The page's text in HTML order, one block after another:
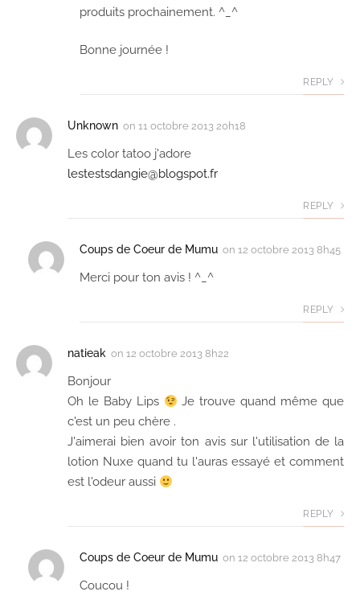
produits prochainement. ^_^
Bonne journée !
REPLY
Unknown on 11 octobre 2013 20h18
Les color tatoo j'adore
lestestsdangie@blogspot.fr
REPLY
Coups de Coeur de Mumu on 12 octobre 2013 8h45
Merci pour ton avis ! ^_^
REPLY
natieak on 12 octobre 2013 8h22
Bonjour
Oh le Baby Lips
Je trouve quand même que
c'est un peu chère .
J'aimerai bien avoir ton avis sur l'utilisation de la
lotion Nuxe quand tu l'auras essayé et comment
est l'odeur aussi
REPLY
Coups de Coeur de Mumu on 12 octobre 2013 8h47
Coucou !